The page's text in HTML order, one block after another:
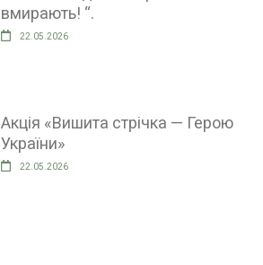
вмирають! “.
22.05.2026
Акція «Вишита стрічка — Герою
України»
22.05.2026